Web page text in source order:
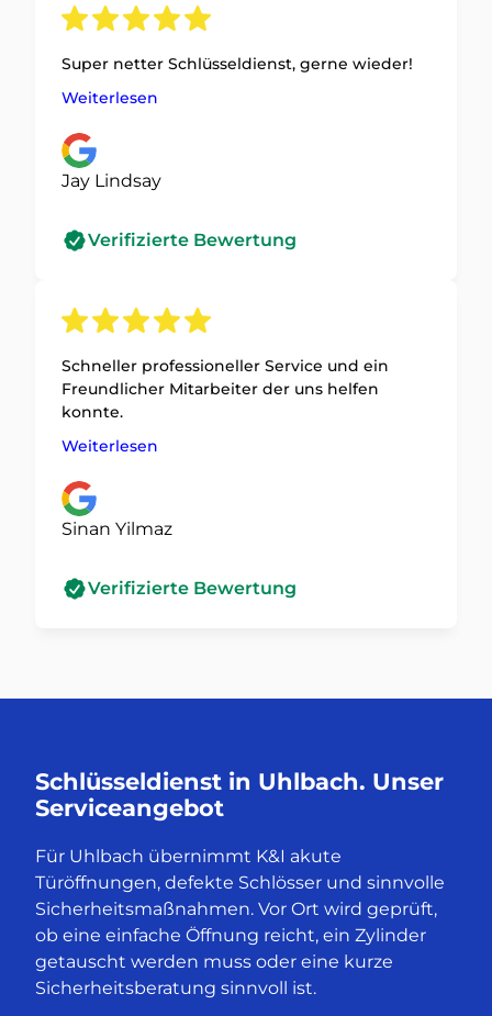
Super netter Schlüsseldienst, gerne wieder!
Weiterlesen
Jay Lindsay
Verifizierte Bewertung
Schneller professioneller Service und ein
Freundlicher Mitarbeiter der uns helfen
konnte.
Weiterlesen
Sinan Yilmaz
Verifizierte Bewertung
Schlüsseldienst in Uhlbach. Unser
Serviceangebot
Für Uhlbach übernimmt K&I akute
Türöffnungen, defekte Schlösser und sinnvolle
Sicherheitsmaßnahmen. Vor Ort wird geprüft,
ob eine einfache Öffnung reicht, ein Zylinder
getauscht werden muss oder eine kurze
Sicherheitsberatung sinnvoll ist.